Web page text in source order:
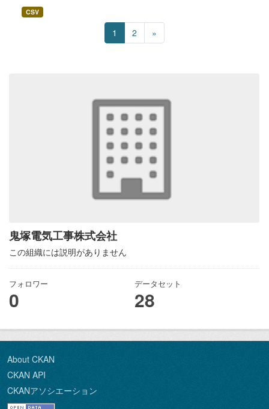
鬼塚電気工事株式会社
この組織には説明がありません
フォロワー
0
データセット
28
CSV
1 2 »
About CKAN
CKAN API
CKANアソシエーション